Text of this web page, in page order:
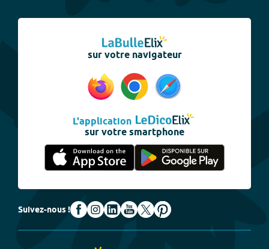
sur votre navigateur
L'application
sur votre smartphone
Suivez-nous !